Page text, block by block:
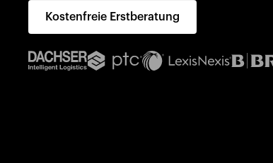
Kostenfreie Erstberatung